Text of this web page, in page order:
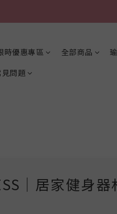
時優惠專區 全部商品
見問題
｜居家健身